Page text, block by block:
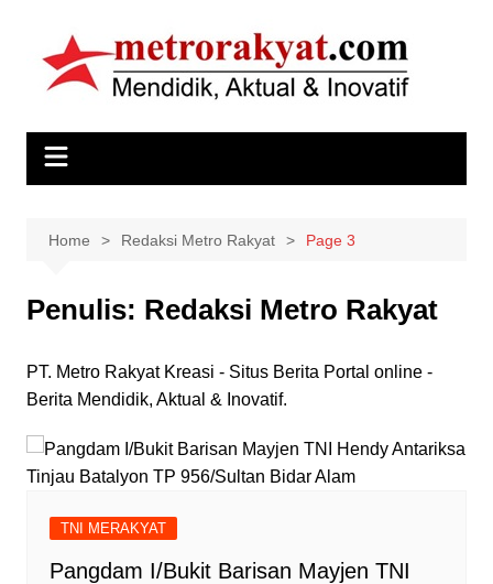
content
Home Redaksi Metro Rakyat Page 3
Penulis: Redaksi Metro Rakyat
PT. Metro Rakyat Kreasi - Situs Berita Portal online -
Berita Mendidik, Aktual & Inovatif.
TNI MERAKYAT
Pangdam I/Bukit Barisan Mayjen TNI